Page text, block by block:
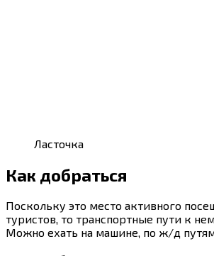
Ласточка
Как добраться
Поскольку это место активного
туристов, то транспортные пути к
Можно ехать на машине, по ж/д путям